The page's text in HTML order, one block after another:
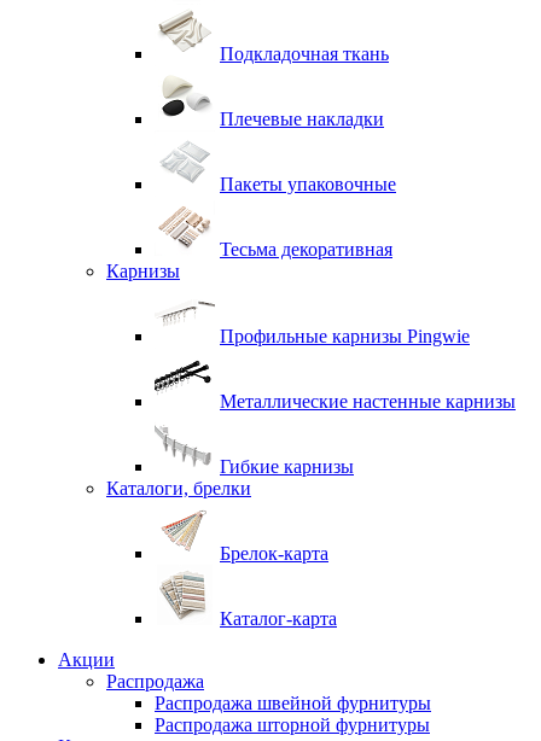
Подкладочная ткань
Плечевые накладки
Пакеты упаковочные
Тесьма декоративная
Карнизы
Профильные карнизы Pingwie
Металлические настенные карнизы
Гибкие карнизы
Каталоги, брелки
Брелок-карта
Каталог-карта
Акции
Распродажа
Распродажа швейной фурнитуры
Распродажа шторной фурнитуры